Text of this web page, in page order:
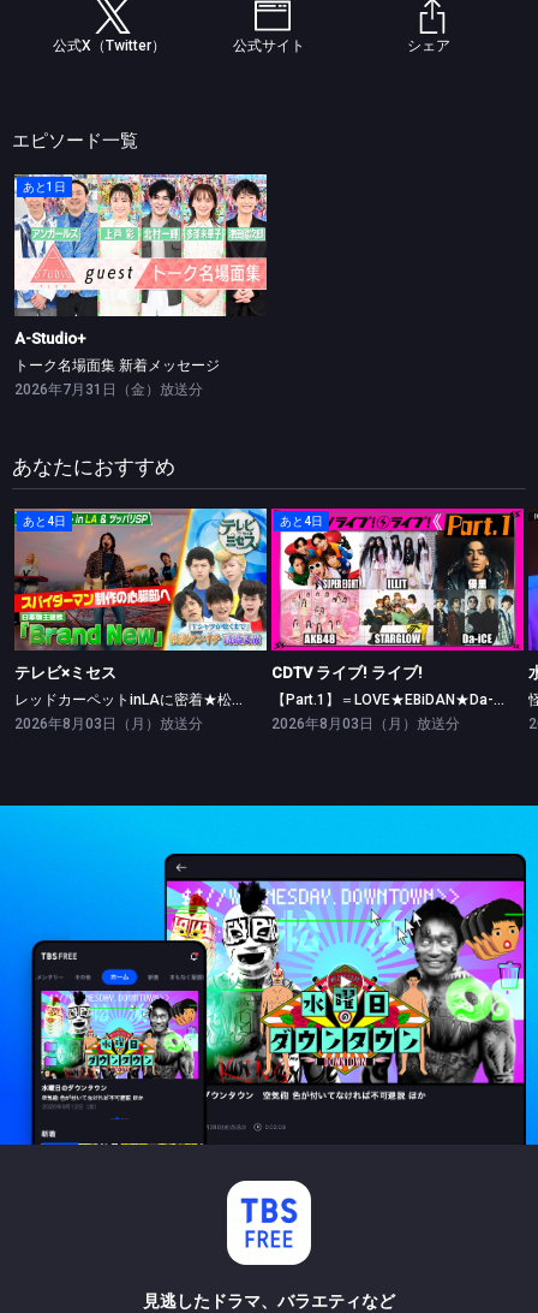
公式X（Twitter） 公式サイト シェア
エピソード一覧
あと1日
A-Studio+
トーク名場面集 新着メッセージ
A-Studio+
トーク名場面集 新着メッセージ
2026年7月31日（金）放送分
あなたにおすすめ
あと4日
テレビ×ミセス
レッドカーペットinLAに密着★松山ケンイチ・高橋文哉ツッパリ勝負！
テレビ×ミセス
レッドカーペットinLAに密着★松山ケンイチ・高橋文哉ツッパリ勝負！
2026年8月03日（月）放送分
あと4日
CDTV ライブ! ライブ!
【Part.1】＝LOVE★EBiDAN★Da-iCE★ILLIT★AKB48
CDTV ライブ! ライブ!
【Part.1】＝LOVE★EBiDAN★Da-iCE★ILLIT★AKB48
2026年8月03日（月）放送分
見逃したドラマ、バラエティなど